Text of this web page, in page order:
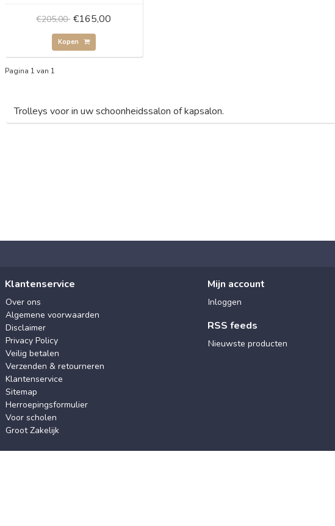
€205,00 €165,00
Kopen
Pagina 1 van 1
Trolleys voor in uw schoonheidssalon of kapsalon.
Klantenservice
Over ons
Algemene voorwaarden
Disclaimer
Privacy Policy
Veilig betalen
Verzenden & retourneren
Klantenservice
Sitemap
Herroepingsformulier
Voor scholen
Groot Zakelijk
Mijn account
Inloggen
RSS feeds
Nieuwste producten